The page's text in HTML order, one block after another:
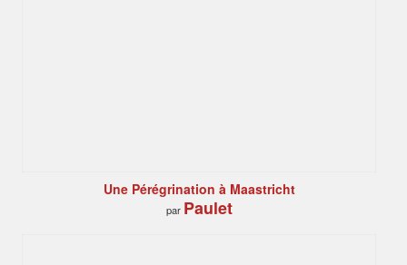
Une Pérégrination à Maastricht
par Paulet